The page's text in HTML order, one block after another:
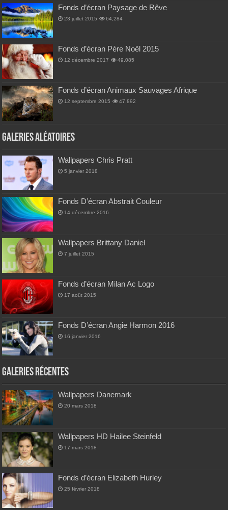
Fonds d’écran Paysage de Rêve
23 juillet 2015 64,284
Fonds d’écran Père Noël 2015
12 décembre 2017 49,085
Fonds d’écran Animaux Sauvages Afrique
12 septembre 2015 47,892
Galeries Aléatoires
Wallpapers Chris Pratt
5 janvier 2018
Fonds D’écran Abstrait Couleur
14 décembre 2016
Wallpapers Brittany Daniel
7 juillet 2015
Fonds d’écran Milan Ac Logo
17 août 2015
Fonds D’écran Angie Harmon 2016
16 janvier 2016
Galeries Récentes
Wallpapers Danemark
20 mars 2018
Wallpapers HD Hailee Steinfeld
17 mars 2018
Fonds d’écran Elizabeth Hurley
25 février 2018